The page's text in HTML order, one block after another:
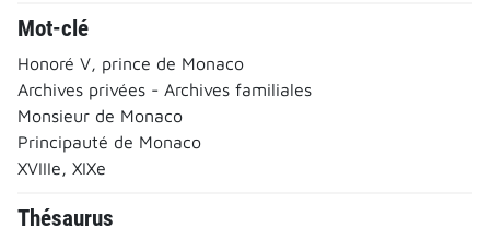
Mot-clé
Honoré V, prince de Monaco
Archives privées - Archives familiales
Monsieur de Monaco
Principauté de Monaco
XVIIIe, XIXe
Thésaurus